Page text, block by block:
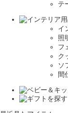
テ
イ
照
フ
ク
ソ
間